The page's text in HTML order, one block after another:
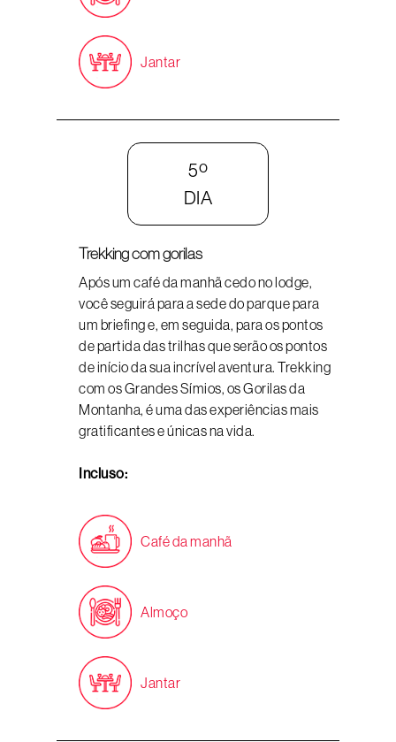
Jantar
5º
DIA
Trekking com gorilas
Após um café da manhã cedo no lodge,
você seguirá para a sede do parque para
um briefing e, em seguida, para os pontos
de partida das trilhas que serão os pontos
de início da sua incrível aventura. Trekking
com os Grandes Símios, os Gorilas da
Montanha, é uma das experiências mais
gratificantes e únicas na vida.
Incluso:
Café da manhã
Almoço
Jantar